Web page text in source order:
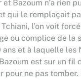
Bazoum n’a rien
qui le remplaçait
l’on voit
ou complice de la
ans et à laquelle les
est sur un fil
pour ne pas tomber.